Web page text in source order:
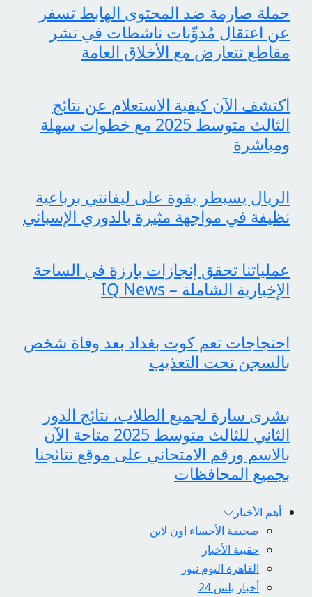
حملة صارمة ضد المحتوى الهابط تسفر
عن اعتقال مُدوِّنات ناشطات في نشر
مقاطع تتعارض مع الأخلاق العامة
اكتشف الآن كيفية الاستعلام عن نتائج
الثالث متوسط 2025 مع خطوات سهلة
ومباشرة
الريال يسيطر بقوة على ليفانتي برباعية
نظيفة في مواجهة مثيرة بالدوري الإسباني
عملياتنا تحقق إنجازات بارزة في الساحة
الإخبارية الشاملة – IQ News
احتجاجات تعم كوت بغداد بعد وفاة شخص
بالسجن تحت التعذيب
بشرى سارة لجميع الطلاب، نتائج الدور
الثاني للثالث متوسط 2025 متاحة الآن
بالاسم ورقم الامتحاني على موقع نتائجنا
بجميع المحافظات
أهم الأخبار
صحيفة الأحساء اون لاين
حقيبة الأخبار
القاهرة اليوم نيوز
أخبار بلس 24